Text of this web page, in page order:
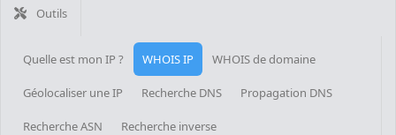
Outils
Quelle est mon IP ? WHOIS IP WHOIS de domaine
Géolocaliser une IP Recherche DNS Propagation DNS
Recherche ASN Recherche inverse